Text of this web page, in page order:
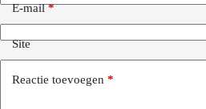
E-mail*
Site
Reactie toevoegen *